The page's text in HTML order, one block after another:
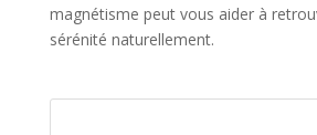
magnétisme peut vous aider à
sérénité naturellement.